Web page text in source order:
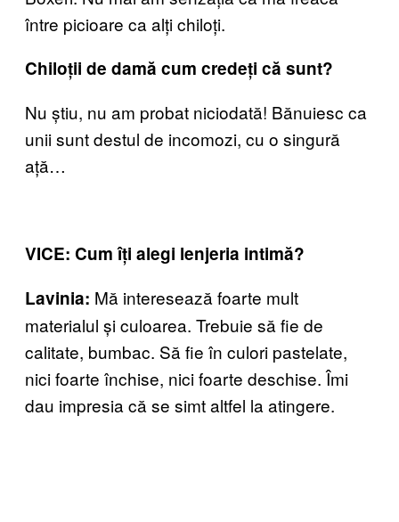
între picioare ca alți chiloți.
Chiloții de damă cum credeți că sunt?
Nu știu, nu am probat niciodată! Bănuiesc ca
unii sunt destul de incomozi, cu o singură
ață…
VICE: Cum îți alegi lenjeria intimă?
Lavinia: Mă interesează foarte mult
materialul și culoarea. Trebuie să fie de
calitate, bumbac. Să fie în culori pastelate,
nici foarte închise, nici foarte deschise. Îmi
dau impresia că se simt altfel la atingere.